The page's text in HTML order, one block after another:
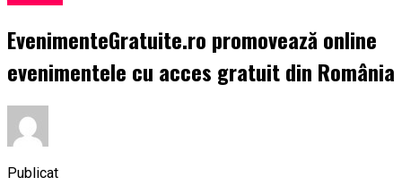
EvenimenteGratuite.ro promovează online
evenimentele cu acces gratuit din România
Publicat